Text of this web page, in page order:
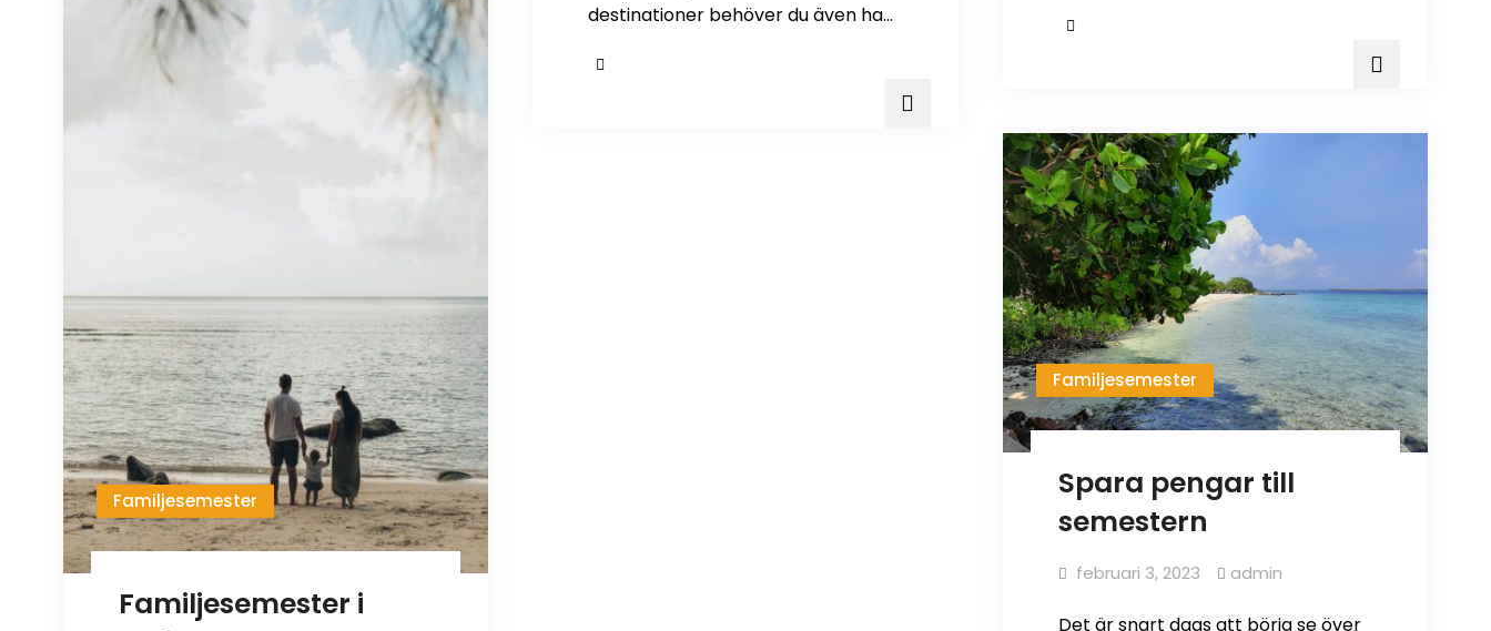
destinationer behöver du även ha…
Familjesemester
Familjesemester i
Familjesemester
Spara pengar till
semestern
februari 3, 2023 admin
Det är snart dags att börja se över